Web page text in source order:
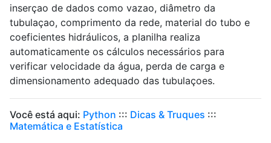
inserçao de dados como vazao, diâmetro da
tubulaçao, comprimento da rede, material do tubo e
coeficientes hidráulicos, a planilha realiza
automaticamente os cálculos necessários para
verificar velocidade da água, perda de carga e
dimensionamento adequado das tubulaçoes.
Você está aqui: Python ::: Dicas & Truques :::
Matemática e Estatística